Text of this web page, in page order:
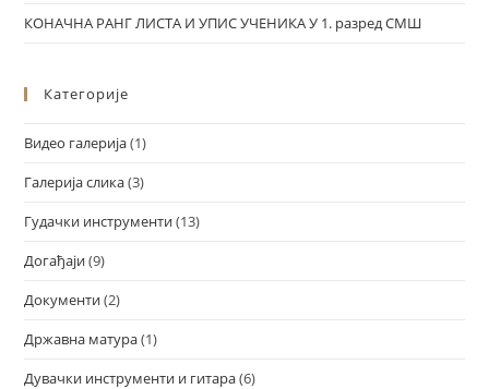
КОНАЧНА РАНГ ЛИСТА И УПИС УЧЕНИКА У 1. разред СМШ
Категорије
Видео галерија(1)
Галерија слика(3)
Гудачки инструменти(13)
Догађаји(9)
Документи(2)
Државна матура(1)
Дувачки инструменти и гитара(6)